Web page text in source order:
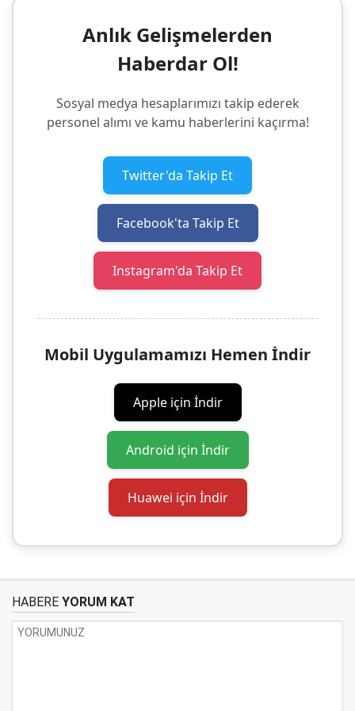
Anlık Gelişmelerden
Haberdar Ol!
Sosyal medya hesaplarımızı takip ederek
personel alımı ve kamu haberlerini kaçırma!
Twitter'da Takip Et
Facebook'ta Takip Et
Instagram'da Takip Et
Mobil Uygulamamızı Hemen İndir
Apple için İndir
Android için İndir
Huawei için İndir
HABERE YORUM KAT